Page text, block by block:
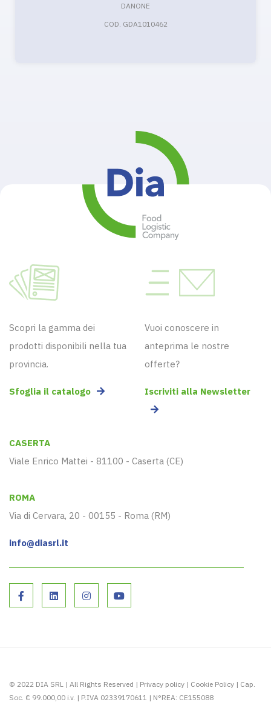
DANONE
COD. GDA1010462
Scopri la gamma dei
prodotti disponibili nella tua
provincia.
Sfoglia il catalogo
Vuoi conoscere in
anteprima le nostre
offerte?
Iscriviti alla Newsletter
CASERTA
Viale Enrico Mattei - 81100 - Caserta (CE)
ROMA
Via di Cervara, 20 - 00155 - Roma (RM)
info@diasrl.it
© 2022 DIA SRL | All Rights Reserved | Privacy policy | Cookie Policy | Cap.
Soc. € 99.000,00 i.v. | P.IVA 02339170611 | N°REA: CE155088